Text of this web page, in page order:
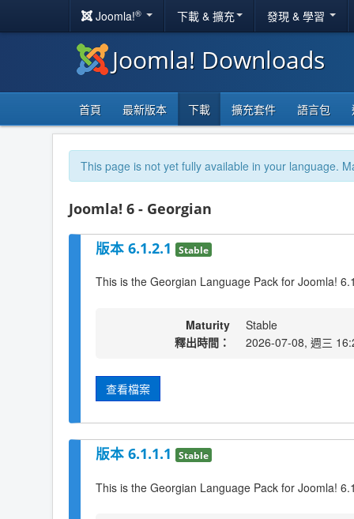
Joomla!® 下載 & 擴充 發現 & 學習
Joomla! Downloads
首頁 最新版本 下載 擴充套件 語言包
This page is not yet fully available in your language.
Joomla! 6 - Georgian
版本 6.1.2.1 Stable
This is the Georgian Language Pack for Joomla!
Maturity
Stable
釋出時間：
2026-07-08, 週三
查看檔案
版本 6.1.1.1 Stable
This is the Georgian Language Pack for Joomla!